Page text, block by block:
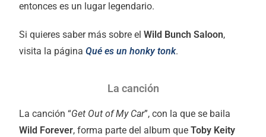
entonces es un lugar legendario.
Si quieres saber más sobre elWild Bunch Saloon,
visita la páginaQué es un honky tonk.
La canción
La canción “Get Out of My Car”, con la que se baila
Wild Forever, forma parte del album queToby Keity